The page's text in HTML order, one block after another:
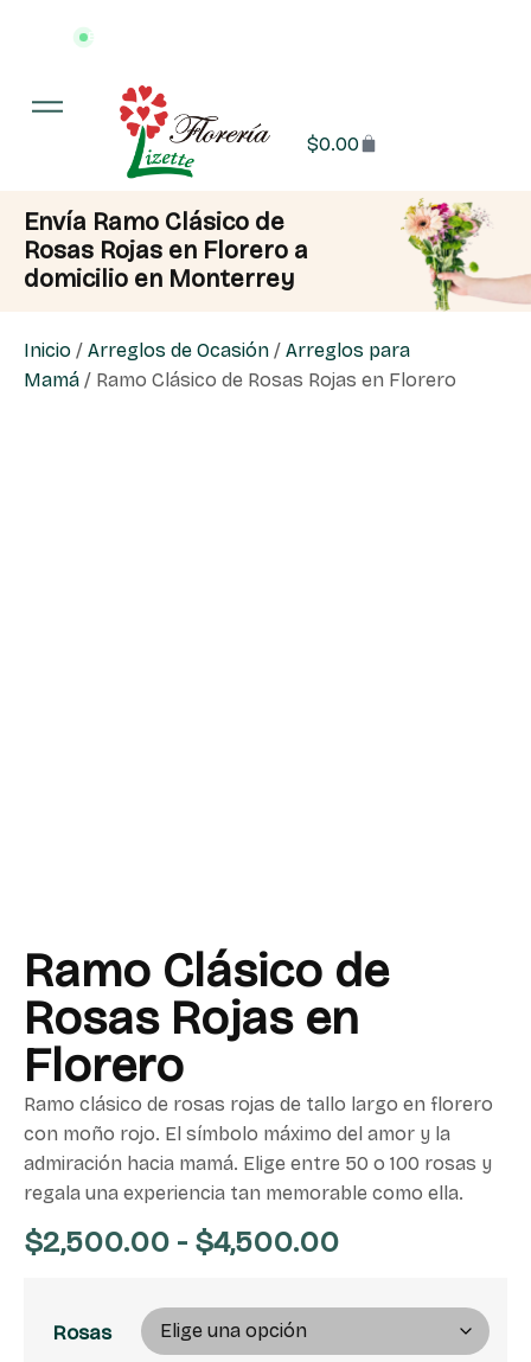
Entrega en 3 hrs o menos
$0.00
Envía Ramo Clásico de
Rosas Rojas en Florero a
domicilio en Monterrey
Inicio / Arreglos de Ocasión / Arreglos para
Mamá / Ramo Clásico de Rosas Rojas en Florero
Ramo Clásico de
Rosas Rojas en
Florero
Ramo clásico de rosas rojas de tallo largo en florero
con moño rojo. El símbolo máximo del amor y la
admiración hacia mamá. Elige entre 50 o 100 rosas y
regala una experiencia tan memorable como ella.
$2,500.00 - $4,500.00
Rosas